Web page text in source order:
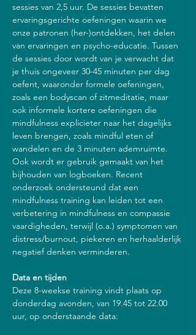
sessies van 2,5 uur. De sessies bevatten
ervaringsgerichte oefeningen waarin we
onze patronen (her-)ontdekken, het delen
van ervaringen en psycho-educatie. Tussen
de sessies door wordt van je verwacht dat
je thuis ongeveer 30-45 minuten per dag
oefent, waaronder formele oefeningen,
zoals een bodyscan of zitmeditatie, maar
ook informele kortere oefeningen die
mindfulness explicieter naar het dagelijks
leven brengen, zoals mindful eten of
wandelen en de 3 minuten ademruimte.
Ook wordt er gebruik gemaakt van het
bijhouden van logboeken. Recent
onderzoek ondersteund dat een
mindfulness training kan leiden tot een
verbetering in mindfulness en compassie
vaardigheden, terwijl (o.a.) symptomen van
distress/burnout, piekeren en herhaalderlijk
negatief denken verminderen.
Data en tijden
Deze 8-weekse training vindt plaats op
donderdag avonden, van 19.45 tot 22.00
uur, op onderstaande data: